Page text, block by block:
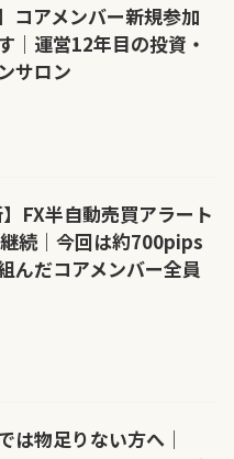
コアメンバー新規参加
｜運営12年目の投資・
サロン
】FX半自動売買アラート
続｜今回は約700pips
んだコアメンバー全員
は物足りない方へ｜